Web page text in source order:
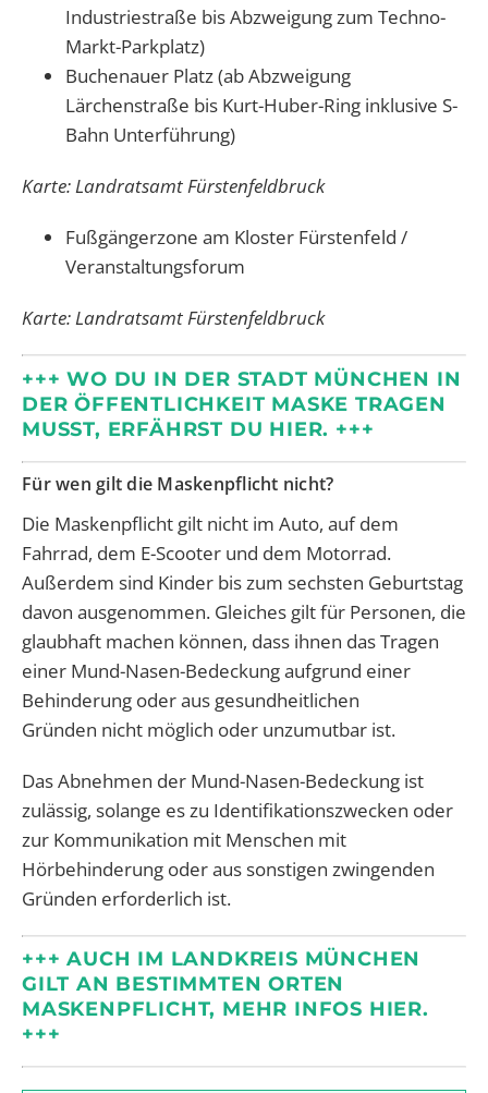
Industriestraße bis Abzweigung zum Techno-
Markt-Parkplatz)
Buchenauer Platz (ab Abzweigung
Lärchenstraße bis Kurt-Huber-Ring inklusive S-
Bahn Unterführung)
Karte: Landratsamt Fürstenfeldbruck
Fußgängerzone am Kloster Fürstenfeld /
Veranstaltungsforum
Karte: Landratsamt Fürstenfeldbruck
+++ WO DU IN DER STADT MÜNCHEN IN
DER ÖFFENTLICHKEIT MASKE TRAGEN
MUSST, ERFÄHRST DU HIER. +++
Für wen gilt die Maskenpflicht nicht?
Die Maskenpflicht gilt nicht im Auto, auf dem
Fahrrad, dem E-Scooter und dem Motorrad.
Außerdem sind Kinder bis zum sechsten Geburtstag
davon ausgenommen. Gleiches gilt für Personen, die
glaubhaft machen können, dass ihnen das Tragen
einer Mund-Nasen-Bedeckung aufgrund einer
Behinderung oder aus gesundheitlichen
Gründen nicht möglich oder unzumutbar ist.
Das Abnehmen der Mund-Nasen-Bedeckung ist
zulässig, solange es zu Identifikationszwecken oder
zur Kommunikation mit Menschen mit
Hörbehinderung oder aus sonstigen zwingenden
Gründen erforderlich ist.
+++ AUCH IM LANDKREIS MÜNCHEN
GILT AN BESTIMMTEN ORTEN
MASKENPFLICHT, MEHR INFOS HIER.
+++